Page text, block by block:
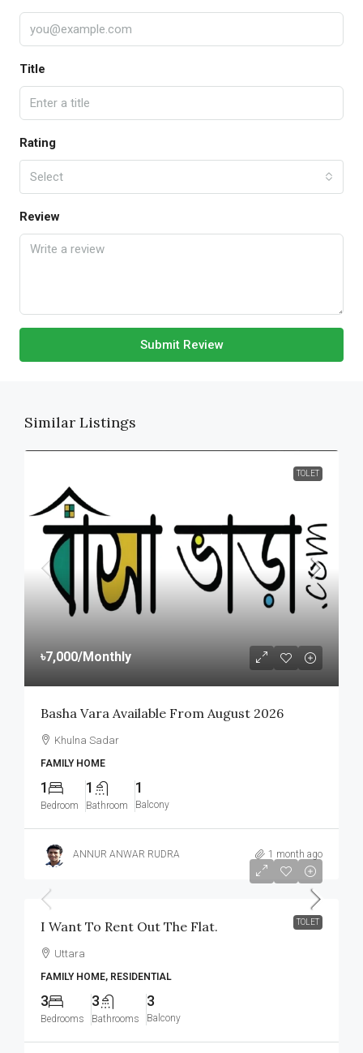
Title
Rating
Select
Review
Submit Review
Similar Listings
TOLET
৳7,000/Monthly
Basha Vara Available From August 2026
Khulna Sadar
FAMILY HOME
1
Bedroom
1
Bathroom
1
Balcony
ANNUR ANWAR RUDRA 1 month ago
TOLET
৳32,000
I Want To Rent Out The Flat.
Uttara
FAMILY HOME, RESIDENTIAL
3
Bedrooms
3
Bathrooms
3
Balcony